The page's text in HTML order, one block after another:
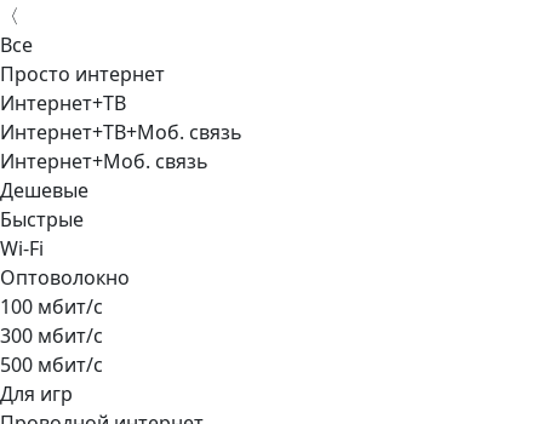
〈
Все
Просто интернет
Интернет+ТВ
Интернет+ТВ+Моб. связь
Интернет+Моб. связь
Дешевые
Быстрые
Wi-Fi
Оптоволокно
100 мбит/с
300 мбит/с
500 мбит/с
Для игр